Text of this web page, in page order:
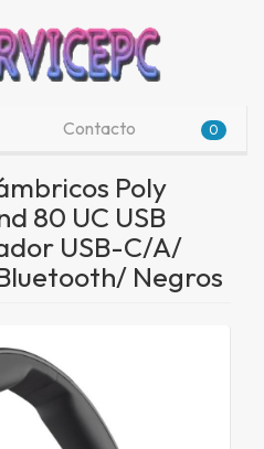
Contacto 0
Poly
80 UC USB
USB-C/A/
Negros